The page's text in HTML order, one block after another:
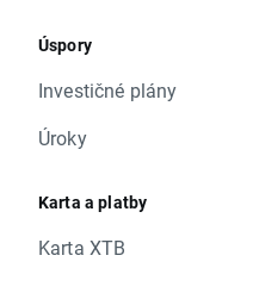
Úspory
Investičné plány
Úroky
Karta a platby
Karta XTB